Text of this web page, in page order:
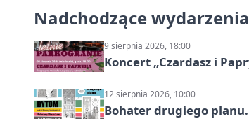
Nadchodzące wydarzenia
9 sierpnia 2026, 18:00
Koncert „Czardasz i
12 sierpnia 2026, 10:00
Bohater drugiego